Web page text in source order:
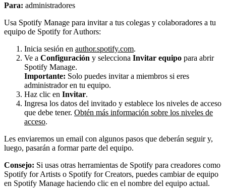
Para: administradores
Usa Spotify Manage para invitar a tus colegas y colaboradores a tu
equipo de Spotify for Authors:
Inicia sesión en author.spotify.com.
Ve a Configuración y selecciona Invitar equipo para abrir
Spotify Manage.
Importante: Solo puedes invitar a miembros si eres
administrador en tu equipo.
Haz clic en Invitar.
Ingresa los datos del invitado y establece los niveles de acceso
que debe tener. Obtén más información sobre los niveles de
acceso.
Les enviaremos un email con algunos pasos que deberán seguir y,
luego, pasarán a formar parte del equipo.
Consejo: Si usas otras herramientas de Spotify para creadores como
Spotify for Artists o Spotify for Creators, puedes cambiar de equipo
en Spotify Manage haciendo clic en el nombre del equipo actual.